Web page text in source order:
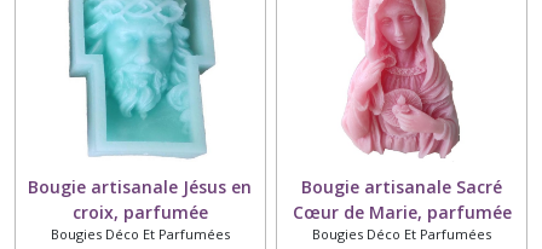
Bougie artisanale Jésus en
croix, parfumée
Bougies Déco Et Parfumées
Bougie artisanale Sacré
Cœur de Marie, parfumée
Bougies Déco Et Parfumées